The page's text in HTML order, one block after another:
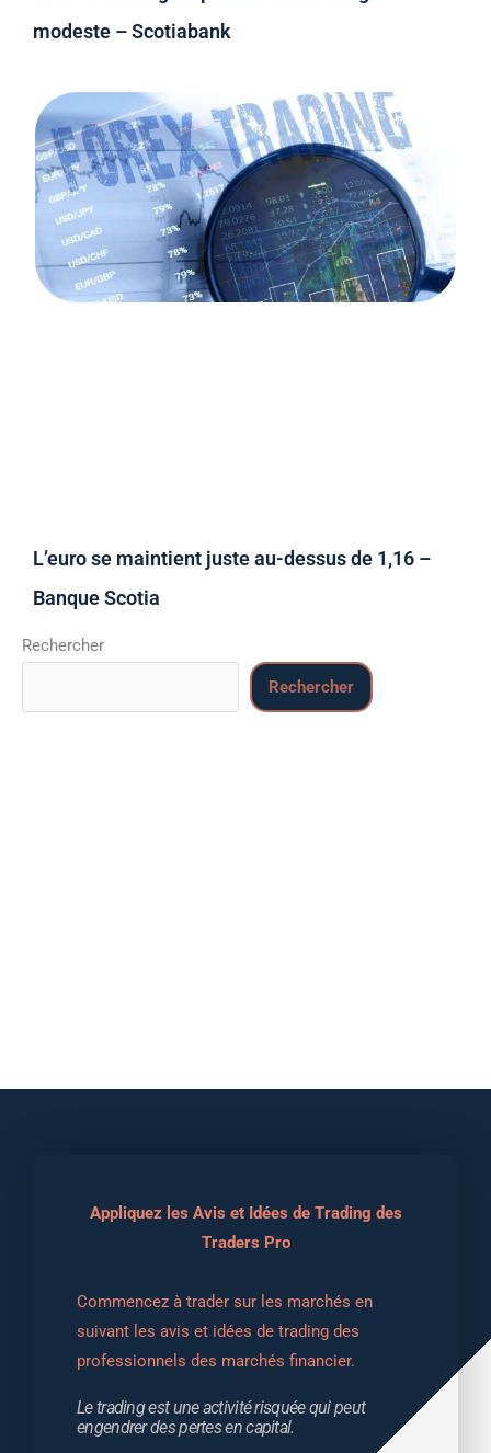
modeste – Scotiabank
L’euro se maintient juste au-dessus de 1,16 –
Banque Scotia
Rechercher
Rechercher
Appliquez les Avis et Idées de Trading des
Traders Pro
Commencez à trader sur les marchés en
suivant les avis et idées de trading des
professionnels des marchés financier.
Le trading est une activité risquée qui peut
engendrer des pertes en capital.